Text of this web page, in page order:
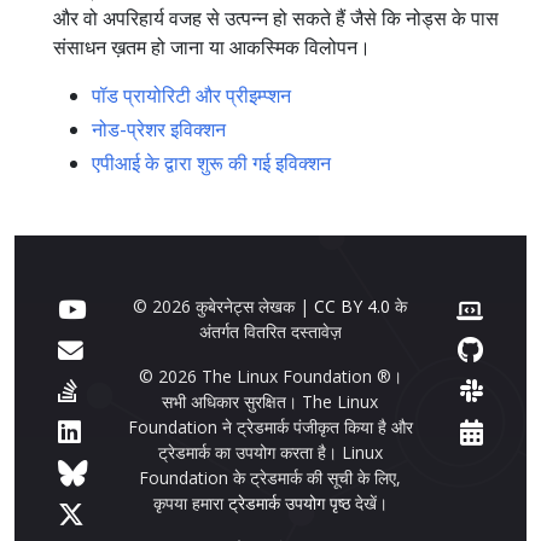
और वो अपरिहार्य वजह से उत्पन्न हो सकते हैं जैसे कि नोड्स के पास
संसाधन ख़तम हो जाना या आकस्मिक विलोपन।
पॉड प्रायोरिटी और प्रीइम्प्शन
नोड-प्रेशर इविक्शन
एपीआई के द्वारा शुरू की गई इविक्शन
© 2026 कुबेरनेट्स लेखक |CC BY 4.0 के
अंतर्गत वितरित दस्तावेज़
© 2026 The Linux Foundation ®।
सभी अधिकार सुरक्षित। The Linux
Foundation ने ट्रेडमार्क पंजीकृत किया है और
ट्रेडमार्क का उपयोग करता है। Linux
Foundation के ट्रेडमार्क की सूची के लिए,
कृपया हमाराट्रेडमार्क उपयोग पृष्ठदेखें।